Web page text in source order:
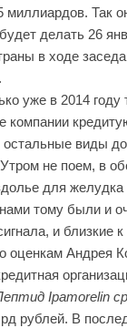
миллиардов. Так
делать 26
в ходе
уже в 2014 году
компании
остальные виды
не поем, в
для желудка
тому были и
и близкие
оценкам Андрея
Ipamorelin
рублей. В